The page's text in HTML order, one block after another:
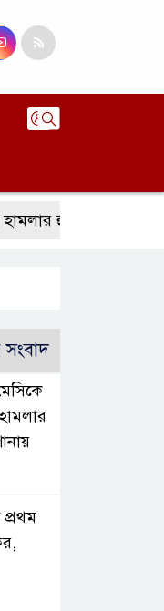
হুমকি, নিশানায় ছিলেন
সংবাদ
প্রথম